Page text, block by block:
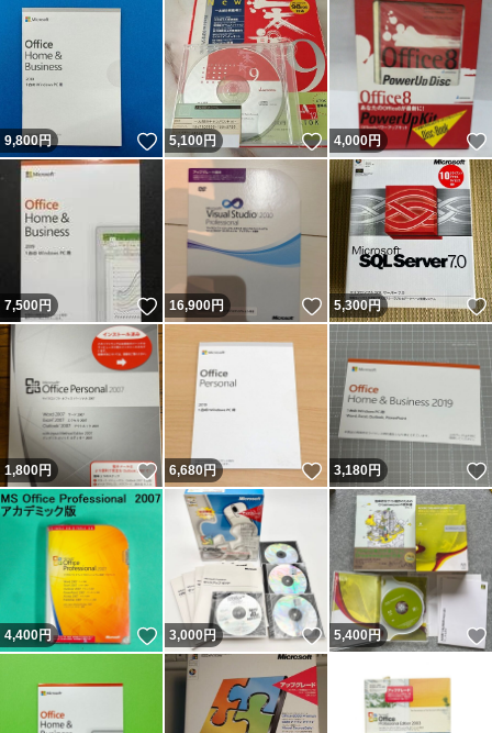
9,800円 いいね！
5,100円 いいね！
4,000円
7,500円 いいね！
16,900円 いいね！
5,300円
1,800円 いいね！
6,680円 いいね！
3,180円
4,400円 いいね！
3,000円 いいね！
5,400円